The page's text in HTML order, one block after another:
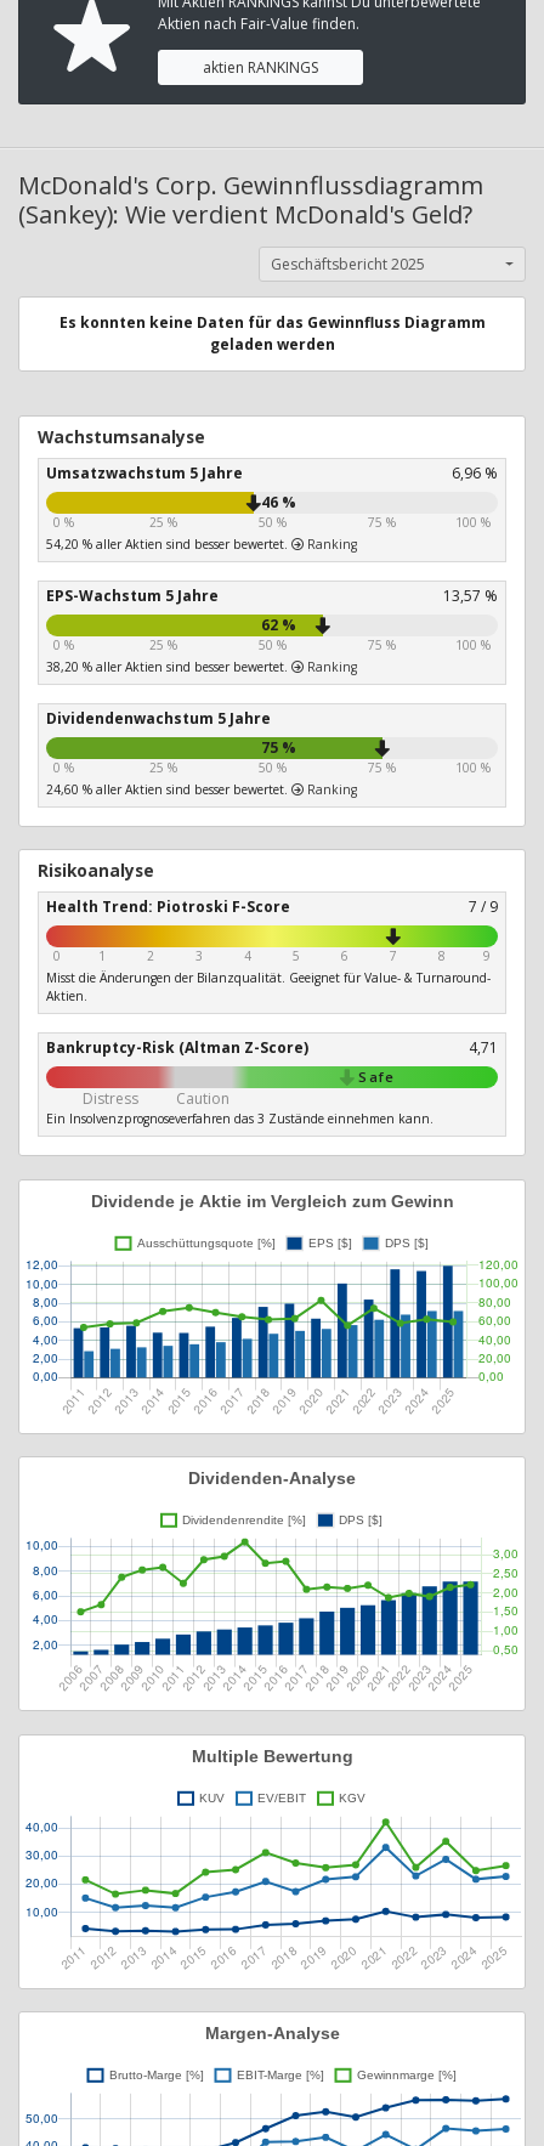
Aktien nach Fair-Value finden.
aktien RANKINGS
McDonald's Corp. Gewinnflussdiagramm
(Sankey): Wie verdient McDonald's Geld?
Geschäftsbericht 2025
Es konnten keine Daten für das Gewinnfluss Diagramm
geladen werden
Wachstumsanalyse
Umsatzwachstum 5 Jahre
6,96 %
46 %
0 % 25 % 50 % 75 %
100 %
54,20 % aller Aktien sind besser bewertet.
Ranking
EPS-Wachstum 5 Jahre
13,57 %
62 %
0 % 25 % 50 % 75 %
100 %
38,20 % aller Aktien sind besser bewertet.
Ranking
Dividendenwachstum 5 Jahre
75 %
0 % 25 % 50 % 75 %
100 %
24,60 % aller Aktien sind besser bewertet.
Ranking
Risikoanalyse
Health Trend: Piotroski F-Score 7 / 9
0 1 2 3 4 5 6 7 8
9
Misst die Änderungen der Bilanzqualität. Geeignet für Value- & Turnaround-
Aktien.
Bankruptcy-Risk (Altman Z-Score) 4,71
Safe
Distress Caution
Ein Insolvenzprognoseverfahren das 3 Zustände einnehmen kann.